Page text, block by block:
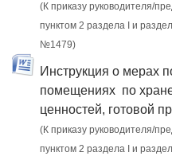
(К приказу руководителя/
пунктом 2 раздела I и
№1479)
Инструкция о мерах
помещениях по
ценностей, готовой
(К приказу руководителя/
пунктом 2 раздела I и